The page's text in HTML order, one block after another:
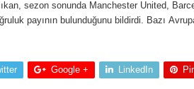
sezon sonunda Manchester United,
payının bulunduğunu bildirdi. Bazı
Google + LinkedIn